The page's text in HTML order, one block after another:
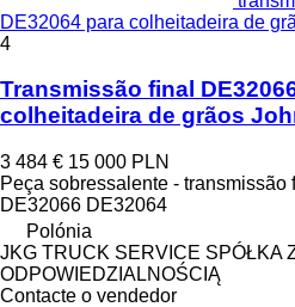
DE32064 para colheitadeira de
4
Transmissão final
colheitadeira de grãos
3 484 € 15 000 PLN
Peça sobressalente - transmissão
DE32066 DE32064
Polónia
JKG TRUCK SERVICE SPÓŁKA
ODPOWIEDZIALNOŚCIĄ
Contacte o vendedor